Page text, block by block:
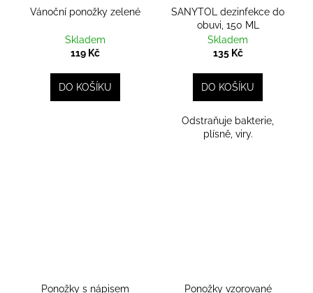
Vánoční ponožky zelené
Skladem
119 Kč
DO KOŠÍKU
SANYTOL dezinfekce do
obuvi, 150 ML
Skladem
135 Kč
DO KOŠÍKU
Odstraňuje bakterie,
plísně, viry.
Ponožky s nápisem
Ponožky vzorované